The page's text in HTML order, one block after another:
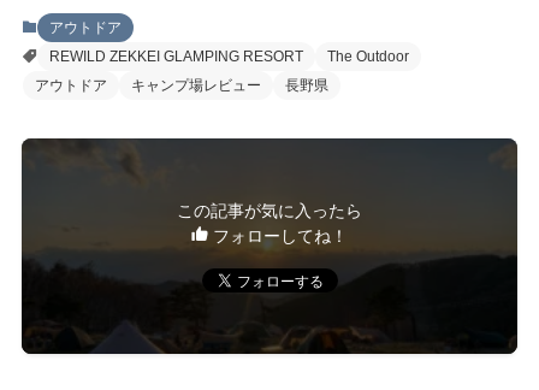
アウトドア
REWILD ZEKKEI GLAMPING RESORT
The Outdoor
アウトドア
キャンプ場レビュー 長野県
この記事が気に入ったら
フォローしてね！